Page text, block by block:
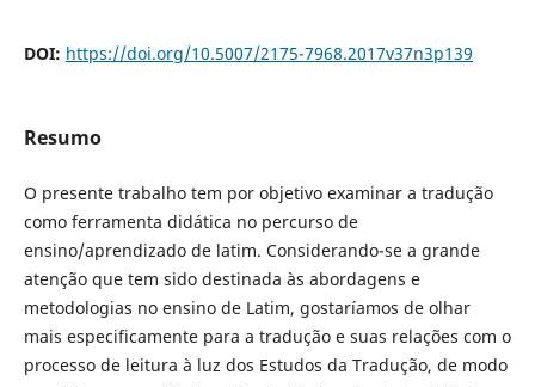
DOI: https://doi.org/10.5007/2175-7968.2017v37n3p139
Resumo
O presente trabalho tem por objetivo examinar a tradução
como ferramenta didática no percurso de
ensino/aprendizado de latim. Considerando-se a grande
atenção que tem sido destinada às abordagens e
metodologias no ensino de Latim, gostaríamos de olhar
mais especificamente para a tradução e suas relações com o
processo de leitura à luz dos Estudos da Tradução, de modo